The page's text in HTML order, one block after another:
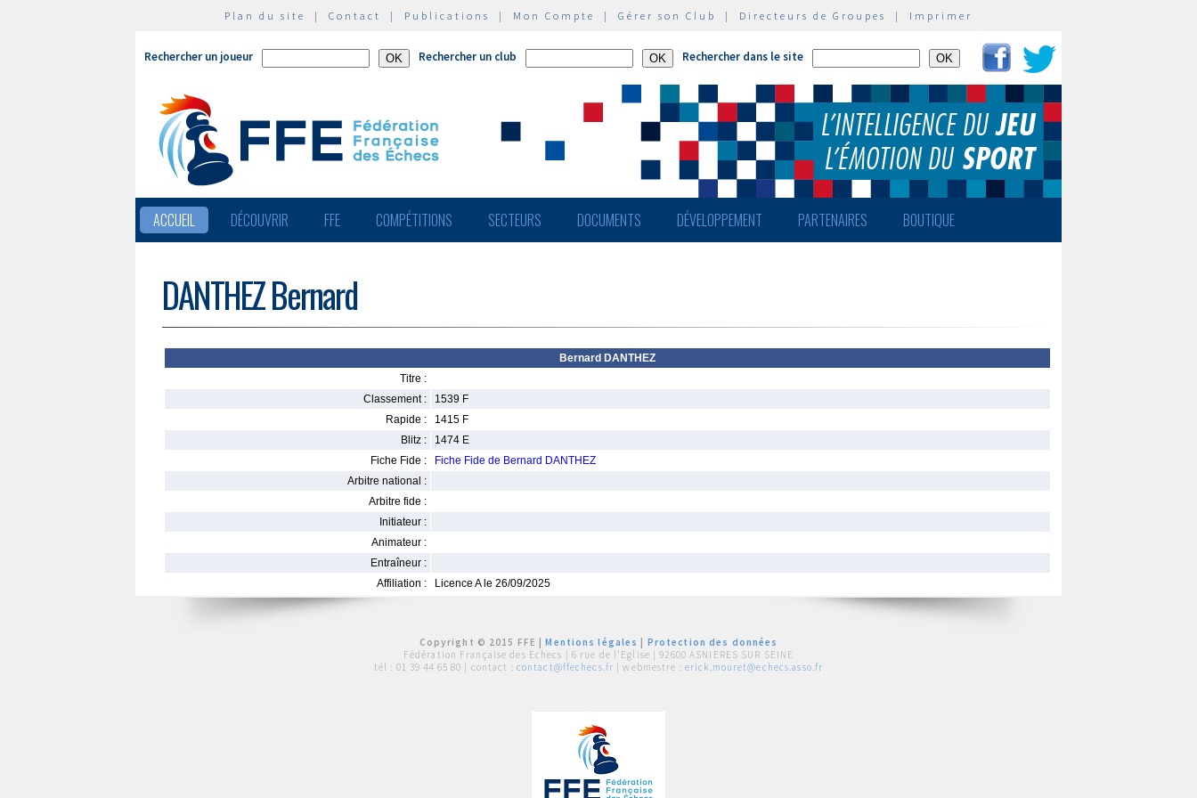
Plan du site | Contact | Publications | Mon Compte | Gérer son Club | Directeurs de Groupes | Imprimer
Rechercher un joueur Rechercher un club Rechercher dans le site
ACCUEIL DÉCOUVRIR FFE COMPÉTITIONS SECTEURS DOCUMENTS DÉVELOPPEMENT PARTENAIRES BOUTIQUE
DANTHEZ Bernard
Bernard DANTHEZ
Titre :
Classement :
1539 F
Rapide :
1415 F
Blitz :
1474 E
Fiche Fide :
Fiche Fide de Bernard DANTHEZ
Arbitre national :
Arbitre fide :
Initiateur :
Animateur :
Entraîneur :
Affiliation :
Licence A le 26/09/2025
Copyright © 2015 FFE |Mentions légales
Protection des données
Fédération Française des Echecs | 6 rue de l'Eglise | 92600 ASNIERES SUR SEINE
tél : 01 39 44 65 80 | contact : contact@ffechecs.fr | webmestre : erick.mouret@echecs.asso.fr